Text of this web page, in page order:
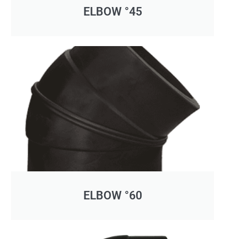
ELBOW °45
ELBOW °60